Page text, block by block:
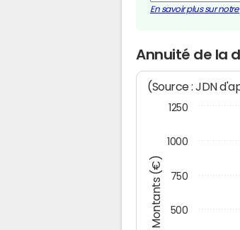
En savoir plus sur
Annuité de la
Montants (€)
(Source : JDN
500
750
1000
1250